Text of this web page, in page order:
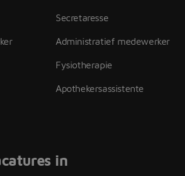
Secretaresse
Administratief medewerker
Fysiotherapie
Apothekersassistente
in